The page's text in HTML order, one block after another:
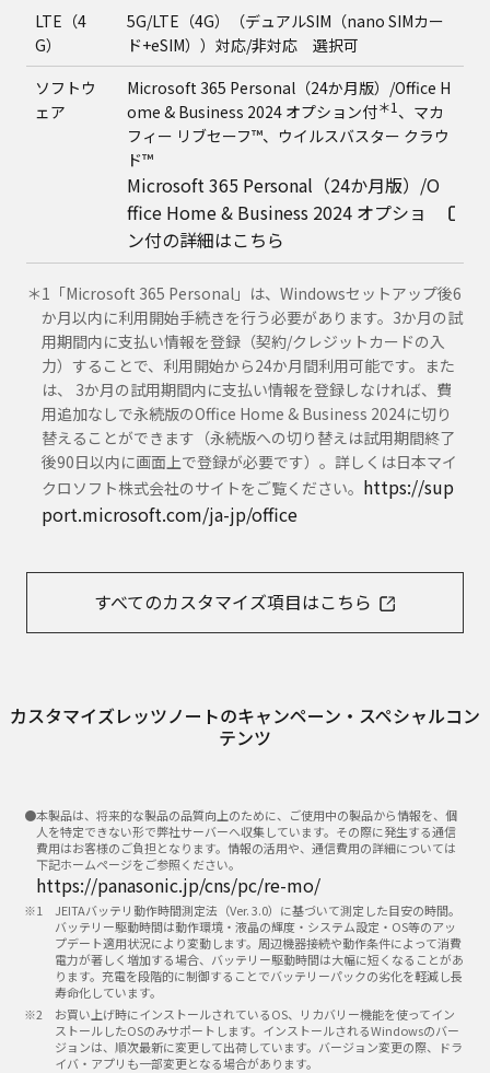
LTE（4
G）
5G/LTE（4G）（デュアルSIM（nano SIMカー
ド+eSIM））対応/非対応 選択可
ソフトウ
ェア
Microsoft 365 Personal（24か月版）/Office H
ome & Business 2024 オプション付＊1 、マカ
フィー リブセーフ™、ウイルスバスター クラウ
ド™
Microsoft 365 Personal（24か月版）/O
ffice Home & Business 2024 オプショ
ン付の詳細はこちら
＊1「Microsoft 365 Personal」は、Windowsセットアップ後6
か月以内に利用開始手続きを行う必要があります。3か月の試
用期間内に支払い情報を登録（契約/クレジットカードの入
力）することで、利用開始から24か月間利用可能です。また
は、 3か月の試用期間内に支払い情報を登録しなければ、費
用追加なしで永続版のOffice Home & Business 2024に切り
替えることができます（永続版への切り替えは試用期間終了
後90日以内に画面上で登録が必要です）。詳しくは日本マイ
クロソフト株式会社のサイトをご覧ください。 https://sup
port.microsoft.com/ja-jp/office
すべてのカスタマイズ項目はこちら
カスタマイズレッツノートのキャンペーン・スペシャルコン
テンツ
●本製品は、将来的な製品の品質向上のために、ご使用中の製品から情報を、個
人を特定できない形で弊社サーバーへ収集しています。その際に発生する通信
費用はお客様のご負担となります。情報の活用や、通信費用の詳細については
下記ホームページをご参照ください。
https://panasonic.jp/cns/pc/re-mo/
JEITAバッテリ動作時間測定法（Ver. 3.0）に基づいて測定した目安の時間。
バッテリー駆動時間は動作環境・液晶の輝度・システム設定・OS等のアッ
プデート適用状況により変動します。周辺機器接続や動作条件によって消費
電力が著しく増加する場合、バッテリー駆動時間は大幅に短くなることがあ
ります。充電を段階的に制御することでバッテリーパックの劣化を軽減し長
寿命化しています。
お買い上げ時にインストールされているOS、リカバリー機能を使ってイン
ストールしたOSのみサポートします。インストールされるWindowsのバー
ジョンは、順次最新に変更して出荷しています。バージョン変更の際、ドラ
イバ・アプリも一部変更となる場合があります。